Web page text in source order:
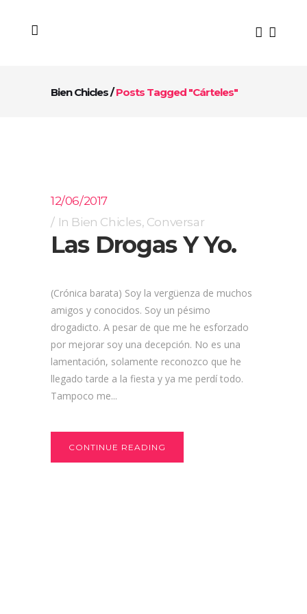
Bien Chicles/Posts Tagged "Cárteles"
12/06/2017
In Bien Chicles, Conversar
Las Drogas Y Yo.
(Crónica barata) Soy la vergüenza de muchos
amigos y conocidos. Soy un pésimo
drogadicto. A pesar de que me he esforzado
por mejorar soy una decepción. No es una
lamentación, solamente reconozco que he
llegado tarde a la fiesta y ya me perdí todo.
Tampoco me...
CONTINUE READING